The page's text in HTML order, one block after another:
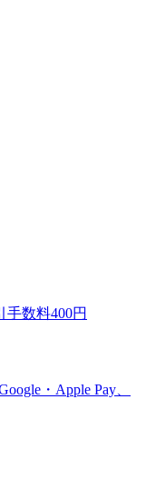
手数料400円
・Apple Pay、